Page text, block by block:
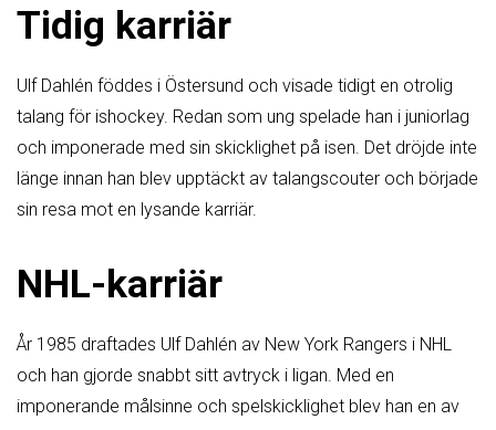
Tidig karriär
Ulf Dahlén föddes i Östersund och visade tidigt en otrolig
talang för ishockey. Redan som ung spelade han i juniorlag
och imponerade med sin skicklighet på isen. Det dröjde inte
länge innan han blev upptäckt av talangscouter och började
sin resa mot en lysande karriär.
NHL-karriär
År 1985 draftades Ulf Dahlén av New York Rangers i NHL
och han gjorde snabbt sitt avtryck i ligan. Med en
imponerande målsinne och spelskicklighet blev han en av